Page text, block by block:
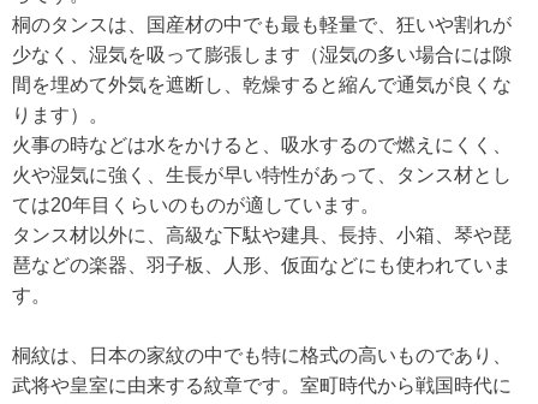
桐のタンスは、国産材の中でも最も軽量で、狂いや割れが
少なく、湿気を吸って膨張します（湿気の多い場合には隙
間を埋めて外気を遮断し、乾燥すると縮んで通気が良くな
ります）。
火事の時などは水をかけると、吸水するので燃えにくく、
火や湿気に強く、生長が早い特性があって、タンス材とし
ては20年目くらいのものが適しています。
タンス材以外に、高級な下駄や建具、長持、小箱、琴や琵
琶などの楽器、羽子板、人形、仮面などにも使われていま
す。
桐紋は、日本の家紋の中でも特に格式の高いものであり、
武将や皇室に由来する紋章です。室町時代から戦国時代に